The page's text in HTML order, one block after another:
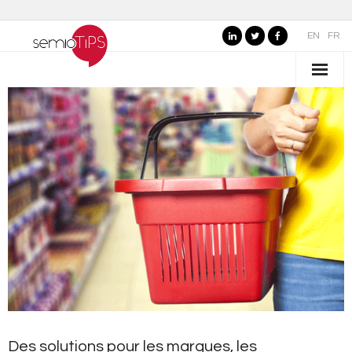
FR
EN
QUI SOMMES-NOUS ?
- Nos valeurs
- Pourquoi "semioTiPS" ?
- La fondatrice
- Partenaires
SECTEURS D’EXPERTISE
- Marques, commerce et services
- Organisations publiques, culture et loisirs
Des solutions pour les marques, les